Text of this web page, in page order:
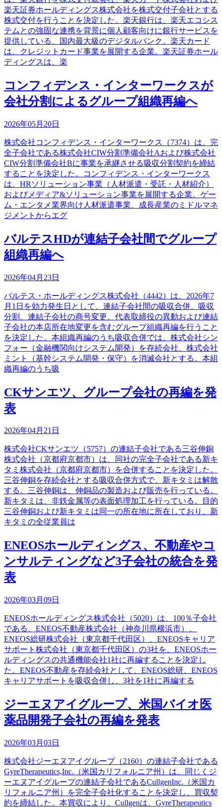
楽天証券ホールディングス株式会社を株式交付子会社とする
株式交付を行うことを決定した。楽天銀行は、楽天エコシス
テムとの強固な連携を背景に個人顧客向けに銀行サービスを
提供している、国内最大級のデジタルバンク。楽天カード
は、クレジットカード事業を展開する企業。楽天証券ホール
ディングスは、楽
コンフィデンス・インターワークスが
会社分割によるグループ組織再編へ
2026年05月20日
株式会社コンフィデンス・インターワークス（7374）は、完
全子会社である株式会社CIW分割準備会社Aおよび株式会社
CIW分割準備会社Bに事業を承継させる吸収分割契約を締結
することを決定した。コンフィデンス・インターワークス
は、HRソリューション事業（人材派遣・受託・人材紹介）
およびメディア&ソリューション事業を展開する企業。ゲー
ム・エンタメ業界向け人材派遣事業、成長産業のミドルマネ
ジメントからエグ
バルテスHDが連結子会社間でグループ
組織再編へ
2026年04月23日
バルテス・ホールディングス株式会社（4442）は、2026年7
月1日を効力発生日として、連結子会社間の吸収合併、吸収
分割、連結子会社の商号変更、代表取締役の異動および連結
子会社の本店所在地変更を含むグループ組織再編を行うこと
を決定した。本組織再編のうち吸収合併では、株式会社シン
フォー（金融機関向けシステム開発）を存続会社、株式会社
ミント（基幹システム開発・保守）を消滅会社とする。本組
織再編のうち吸
CKサンエツ、グループ会社の再編を発
表
2026年04月21日
株式会社CKサンエツ（5757）の連結子会社である三谷伸銅
株式会社（京都府京都市）は、同社の完全子会社である新キ
タミ株式会社（京都府京都市）を合併することを決定した。
三谷伸銅を存続会社とする吸収合併方式で、新キタミは解散
する。三谷伸銅は、伸銅品の製造および販売を行っている。
新キタミは、非鉄金属等の表面処理加工を行っている。目的
三谷伸銅および新キタミは同一の所在地に所在しており、新
キタミの全従業員は
ENEOSホールディングス、不動産やコ
ンサルティングなど3子会社の統合を発
表
2026年03月09日
ENEOSホールディングス株式会社（5020）は、100％子会社
である、ENEOS不動産株式会社（神奈川県横浜市）、
ENEOS総研株式会社（東京都千代田区）、ENEOSキャリア
サポート株式会社（東京都千代田区）の3社を、ENEOSホー
ルディングスの共通機能会社1社に再編することを決定し
た。ENEOS不動産を存続会社として、ENEOS総研、ENEOS
キャリアサポートを吸収合併し、3社を1社に再編する
ジーエヌアイグループ、米国バイオ医
薬品開発子会社の再編を発表
2026年03月03日
株式会社ジーエヌアイグループ（2160）の連結子会社である
GyreTherapeutics,Inc.（米国カリフォルニア州）は、同じくジ
ーエヌアイグループの連結子会社であるCullgenInc.（米国カ
リフォルニア州）を完全子会社化することを決定し、買収契
約を締結した。本買収により、Cullgenは、GyreTherapeutics